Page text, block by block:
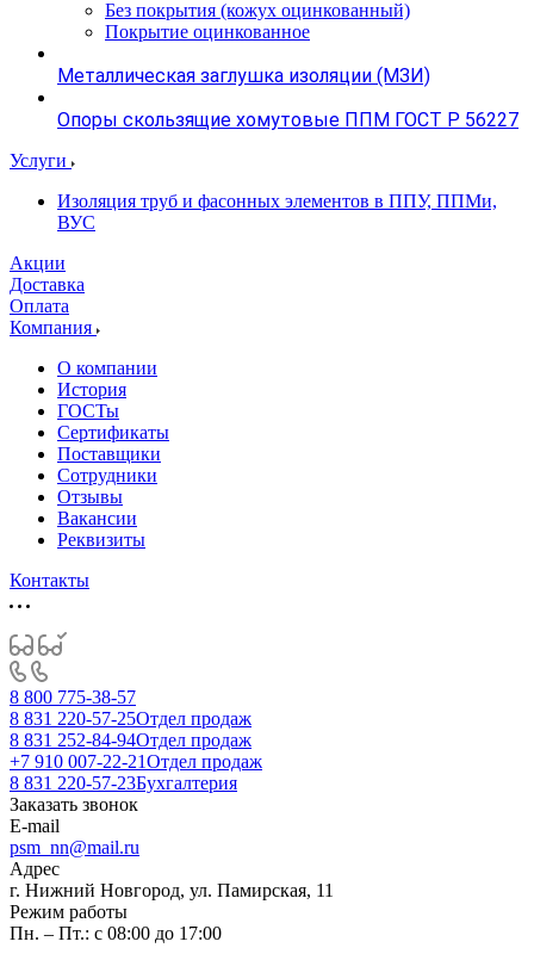
Без покрытия (кожух оцинкованный)
Покрытие оцинкованное
Металлическая заглушка изоляции (МЗИ)
Опоры скользящие хомутовые ППМ ГОСТ Р 56227
Услуги
Изоляция труб и фасонных элементов в ППУ, ППМи,
ВУС
Акции
Доставка
Оплата
Компания
О компании
История
ГОСТы
Сертификаты
Поставщики
Сотрудники
Отзывы
Вакансии
Реквизиты
Контакты
8 800 775-38-57
8 831 220-57-25Отдел продаж
8 831 252-84-94Отдел продаж
+7 910 007-22-21Отдел продаж
8 831 220-57-23Бухгалтерия
Заказать звонок
E-mail
psm_nn@mail.ru
Адрес
г. Нижний Новгород, ул. Памирская, 11
Режим работы
Пн. – Пт.: с 08:00 до 17:00